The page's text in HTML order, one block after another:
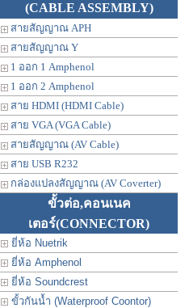
(CABLE ASSEMBLY)
สายสัญญาณ APH
สายสัญญาณ Y
1 ออก 1 Amphenol
1 ออก 2 Amphenol
สาย HDMI (HDMI Cable)
สาย VGA (VGA Cable)
สายสัญญาณ (AV Cable)
สาย USB R232
กล่องแปลงสัญญาณ (AV Coverter)
ขั้วต่อ,คอนเนค
เตอร์(CONNECTOR)
ยี่ห้อ Nuetrik
ยี่ห้อ Amphenol
ยี่ห้อ Soundcrest
ขั้วกันน้ำ (Waterproof Coontor)